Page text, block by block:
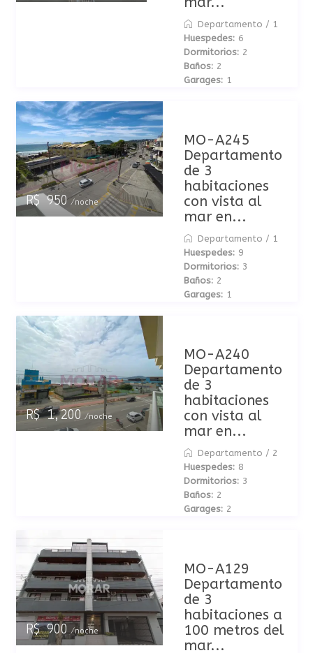
Departamento / 1
Huespedes: 6
Dormitorios: 2
Baños: 2
Garages: 1
R$ 950/noche
MO-A245
Departamento
de 3
habitaciones
con vista al
mar en...
Departamento / 1
Huespedes: 9
Dormitorios: 3
Baños: 2
Garages: 1
R$ 1,200/noche
MO-A240
Departamento
de 3
habitaciones
con vista al
mar en...
Departamento / 2
Huespedes: 8
Dormitorios: 3
Baños: 2
Garages: 2
R$ 900/noche
MO-A129
Departamento
de 3
habitaciones a
100 metros del
mar...